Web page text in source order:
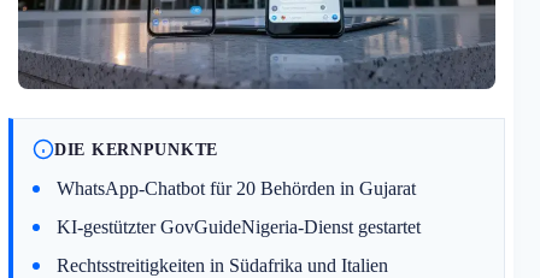
DIE KERNPUNKTE
WhatsApp-Chatbot für 20 Behörden in Gujarat
KI-gestützter GovGuideNigeria-Dienst gestartet
Rechtsstreitigkeiten in Südafrika und Italien